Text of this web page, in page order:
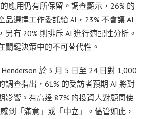
應用仍有所保留。調查顯示，26% 的
品選擇工作委託給 AI，23% 不會讓 AI
另有 20% 則排斥 AI 進行適配性分析。
關鍵決策中的不可替代性。
於 3 月 5 日至 24 日對 1,000
調查指出，61% 的受訪者預期 AI 將對
影響。有高達 87% 的投資人對顧問使
到「滿意」或「中立」。儘管如此，